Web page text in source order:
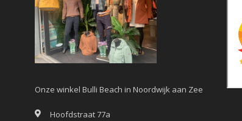
Onze winkel Bulli Beach in Noordwijk aan Zee
Hoofdstraat 77a